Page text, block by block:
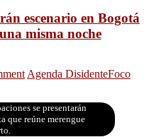
escenario en Bogotá
misma noche
Agenda DisidenteFoco
se presentarán
que reúne merengue